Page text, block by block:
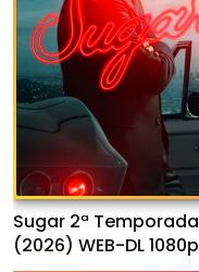
Sugar 2ª Temporada
(2026) WEB-DL 1080p